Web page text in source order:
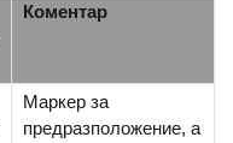
Коментар
Маркер за
предразположение, а